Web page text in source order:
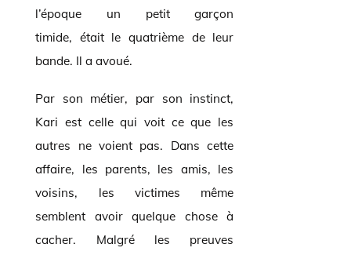
l’époque un petit garçon
timide, était le quatrième de leur
bande. Il a avoué.
Par son métier, par son instinct,
Kari est celle qui voit ce que les
autres ne voient pas. Dans cette
affaire, les parents, les amis, les
voisins, les victimes même
semblent avoir quelque chose à
cacher. Malgré les preuves